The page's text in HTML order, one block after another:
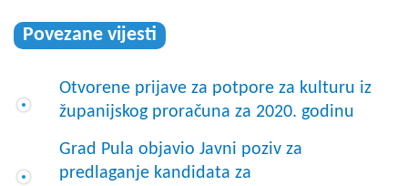
Povezane vijesti
Otvorene prijave za potpore za kulturu iz
županijskog proračuna za 2020. godinu
Grad Pula objavio Javni poziv za
predlaganje kandidata za